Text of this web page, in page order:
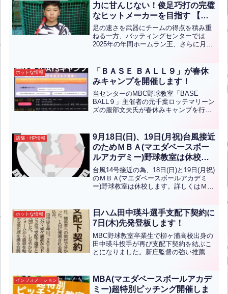
力に甘んじない！俊足巧打の完璧
なヒットメーカーを目指す 【大
佐 龍之介】
足の速さを武器にチームの得点を積み重
ねる一方、バッティングセンターでは
2025年の年間ホームラン王、さらに月間
にヒットを積み重ねるリーディングヒッ
ターを目標として、打撃...全文はクリッ
ク
ホットな情報
「ＢＡＳＥ ＢＡＬＬ９」が春休
みキャンプを開催します！
当センターのMBC野球教室「BASE
BALL９」主催者の元千葉ロッテマリーン
ズの服部文夫氏が春休みキャンプを行な
で小中学生に必要な野球の考え方や技
術、体力の正しいつけ...全文はクリック
店舗・HP情報
9月18日(日)、19日(月祝)台風接近
のためＭＢＡ(マエダベースボー
ルアカデミー)野球教室は休校し
ます。
台風14号接近の為、18日(日)と19日(月祝)
のＭＢＡ(マエダベースボールアカデミ
ー)野球教室は休校します。詳しくはＭ
ホットな情報
日ハム田中瑛斗選手支配下契約に
7日(木)先発登板します！
MBC野球教室卒業生で柳ヶ浦高校出身の
田中瑛斗投手が再び支配下契約を結ぶこ
とになりました。新庄監督の強い推薦が
7日(木)対ロッテ戦での先発を記者会見の
際に発表されました...全文はクリック
インフォメーション
MBA(マエダベースボールアカデ
ミー)超特別ピッチング開催しま